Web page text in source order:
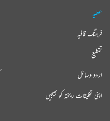
عطیہ
فرہنگ قافیہ
تقطیع
اردو وسائل
اپنی تخلیقات ریختہ کو بھیجیں